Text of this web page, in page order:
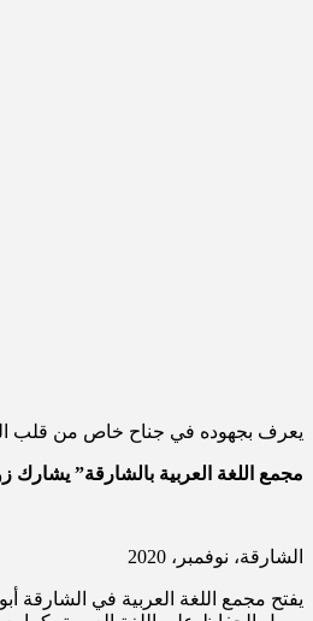
يعرف بجهوده في جناح خاص من قلب
“مجمع اللغة العربية بالشارقة” يشارك
الشارقة، نوفمبر، 2020